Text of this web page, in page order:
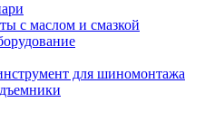
с маслом и смазкой
для шиномонтажа